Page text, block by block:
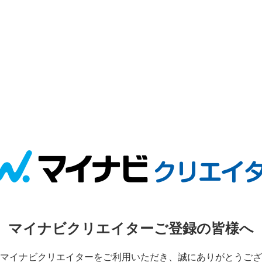
マイナビクリエイターご登録の皆様へ
イナビクリエイターをご利用いただき、誠にありがとうご